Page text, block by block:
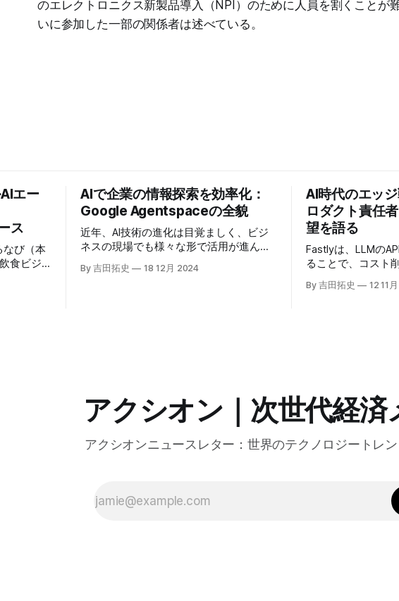
のエレクトロニクス新製品導入（NPI）のために人員を割くことが
いに参加した一部の関係者は述べている。
エー
ス
なび（本
食ビジ
びNext
新たな
AIで企業の情報探索を効率化：
Google Agentspaceの全貌
近年、AI技術の進化は目覚ましく、ビジ
ネスの現場でも様々な形で活用が進んで
いる。そのような中、Google Cloudが新
たに発表したGoogle Agentspaceは、い
By 吉田拓史 18 12月 2024
AI時代のエッ
ロダクト責任
望を語る
Fastlyは、LLMの
ることで、コスト
る「Fastly AI
した。キップ・コ
た。
By 吉田拓史 12 11
アクシオン｜次世代経済
アクシオンニュースレター：世界のテクノロジートレ